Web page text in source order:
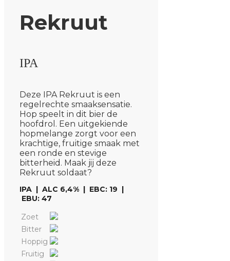
Rekruut
IPA
Deze IPA Rekruut is een
regelrechte smaaksensatie.
Hop speelt in dit bier de
hoofdrol. Een uitgekiende
hopmelange zorgt voor een
krachtige, fruitige smaak met
een ronde en stevige
bitterheid. Maak jij deze
Rekruut soldaat?
IPA | ALC 6,4% | EBC: 19 |
EBU: 47
Zoet
Bitter
Hoppig
Fruitig